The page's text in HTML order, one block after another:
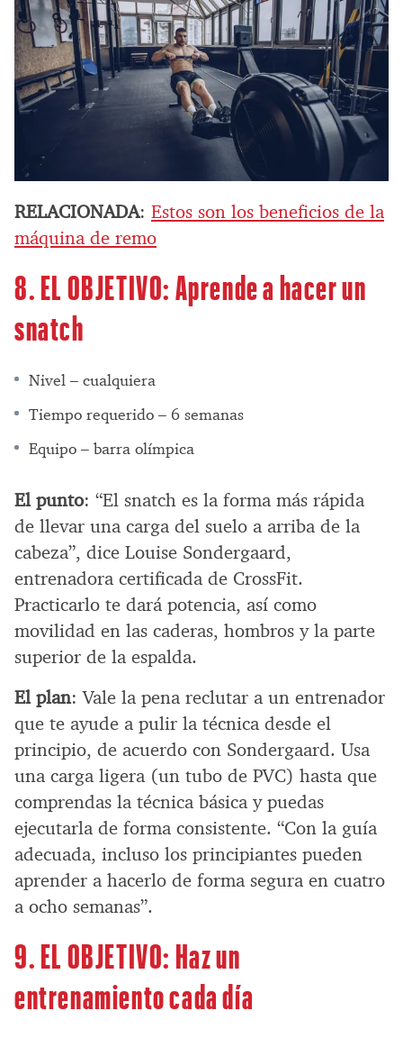
RELACIONADA: Estos son los beneficios de la
máquina de remo
8. EL OBJETIVO: Aprende a hacer un
snatch
Nivel – cualquiera
Tiempo requerido – 6 semanas
Equipo – barra olímpica
El punto: “El snatch es la forma más rápida
de llevar una carga del suelo a arriba de la
cabeza”, dice Louise Sondergaard,
entrenadora certificada de CrossFit.
Practicarlo te dará potencia, así como
movilidad en las caderas, hombros y la parte
superior de la espalda.
El plan: Vale la pena reclutar a un entrenador
que te ayude a pulir la técnica desde el
principio, de acuerdo con Sondergaard. Usa
una carga ligera (un tubo de PVC) hasta que
comprendas la técnica básica y puedas
ejecutarla de forma consistente. “Con la guía
adecuada, incluso los principiantes pueden
aprender a hacerlo de forma segura en cuatro
a ocho semanas”.
9. EL OBJETIVO: Haz un
entrenamiento cada día